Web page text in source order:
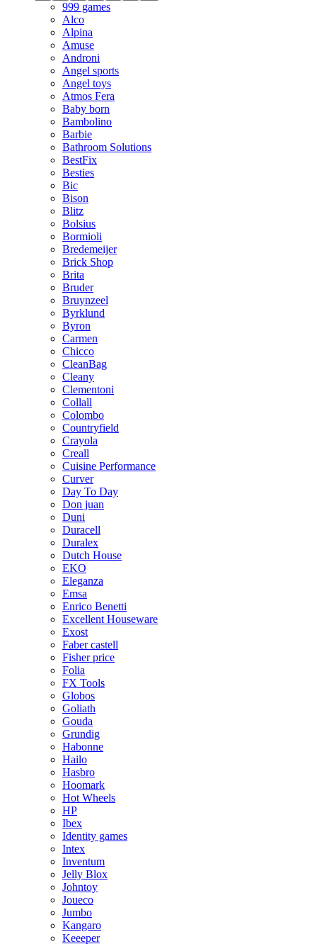
999 games
Alco
Alpina
Amuse
Androni
Angel sports
Angel toys
Atmos Fera
Baby born
Bambolino
Barbie
Bathroom Solutions
BestFix
Besties
Bic
Bison
Blitz
Bolsius
Bormioli
Bredemeijer
Brick Shop
Brita
Bruder
Bruynzeel
Byrklund
Byron
Carmen
Chicco
CleanBag
Cleany
Clementoni
Collall
Colombo
Countryfield
Crayola
Creall
Cuisine Performance
Curver
Day To Day
Don juan
Duni
Duracell
Duralex
Dutch House
EKO
Eleganza
Emsa
Enrico Benetti
Excellent Houseware
Exost
Faber castell
Fisher price
Folia
FX Tools
Globos
Goliath
Gouda
Grundig
Habonne
Hailo
Hasbro
Hoomark
Hot Wheels
HP
Ibex
Identity games
Intex
Inventum
Jelly Blox
Johntoy
Joueco
Jumbo
Kangaro
Keeeper